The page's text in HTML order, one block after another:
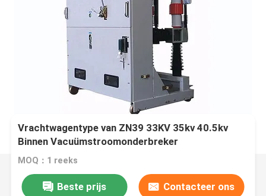
Vrachtwagentype van ZN39 33KV 35kv 40.5kv
Binnen Vacuümstroomonderbreker
MOQ：1 reeks
Beste prijs Contacteer ons